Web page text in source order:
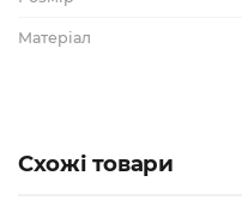
Матеріал
Схожі товари